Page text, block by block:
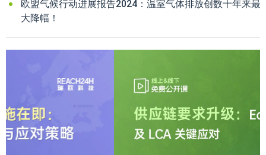
欧盟气候行动进展报告2024：温室气体排放创数十年来最
大降幅！